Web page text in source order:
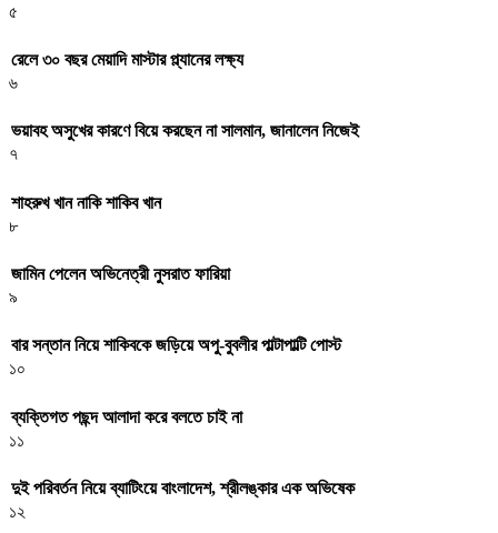
৫
রেলে ৩০ বছর মেয়াদি মাস্টার প্ল্যানের লক্ষ্য
৬
ভয়াবহ অসুখের কারণে বিয়ে করছেন না সালমান, জানালেন নিজেই
৭
শাহরুখ খান নাকি শাকিব খান
৮
জামিন পেলেন অভিনেত্রী নুসরাত ফারিয়া
৯
বার সন্তান নিয়ে শাকিবকে জড়িয়ে অপু-বুবলীর পাল্টাপাল্টি পোস্ট
১০
ব্যক্তিগত পছন্দ আলাদা করে বলতে চাই না
১১
দুই পরিবর্তন নিয়ে ব্যাটিংয়ে বাংলাদেশ, শ্রীলঙ্কার এক অভিষেক
১২